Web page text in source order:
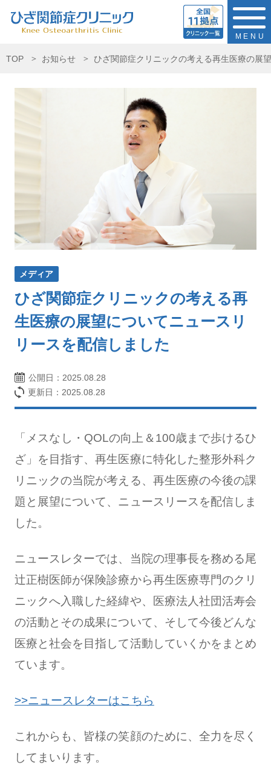
MENU
TOP お知らせ ひざ関節症クリニックの考える再生医療の展
メディア
ひざ関節症クリニックの考える再
生医療の展望についてニュースリ
リースを配信しました
公開日： 2025.08.28
更新日：2025.08.28
「メスなし・QOLの向上＆100歳まで歩けるひ
ざ」を目指す、再生医療に特化した整形外科ク
リニックの当院が考える、再生医療の今後の課
題と展望について、ニュースリースを配信しま
した。
ニュースレターでは、当院の理事長を務める尾
辻正樹医師が保険診療から再生医療専門のクリ
ニックへ入職した経緯や、医療法人社団活寿会
の活動とその成果について、そして今後どんな
医療と社会を目指して活動していくかをまとめ
ています。
︎>>ニュースレターはこちら
これからも、皆様の笑顔のために、全力を尽く
してまいります。